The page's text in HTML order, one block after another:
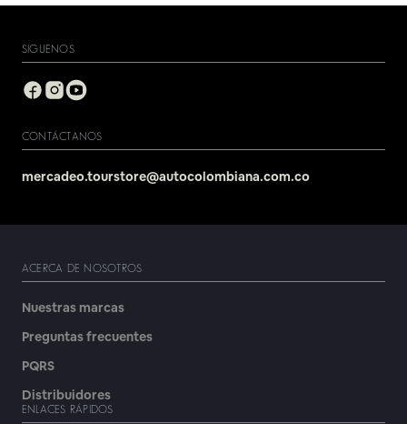
SIGUENOS
CONTÁCTANOS
mercadeo.tourstore@autocolombiana.com.co
ACERCA DE NOSOTROS
Nuestras marcas
Preguntas frecuentes
PQRS
Distribuidores
ENLACES RÁPIDOS